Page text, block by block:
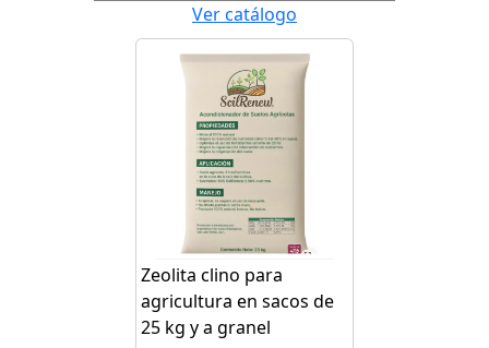
Ver catálogo
Zeolita clino para
agricultura en sacos de
25 kg y a granel